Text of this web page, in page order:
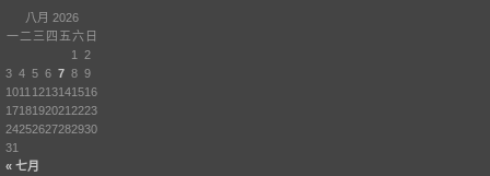
八月 2026
一 二 三 四 五六 日
« 七月
1
2
3 4 5 6 7 8 9
1011 1213141516
1718192021 2223
24252627282930
31